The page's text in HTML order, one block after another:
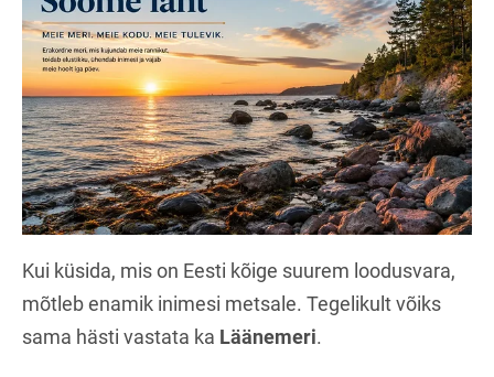
Kui küsida, mis on Eesti kõige suurem loodusvara,
mõtleb enamik inimesi metsale. Tegelikult võiks
sama hästi vastata ka Läänemeri.